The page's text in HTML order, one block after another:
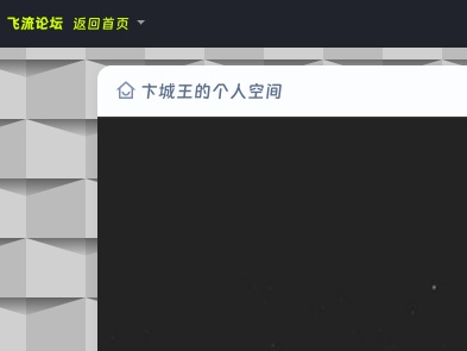
飞流论坛 返回首页
卞城王的个人空间